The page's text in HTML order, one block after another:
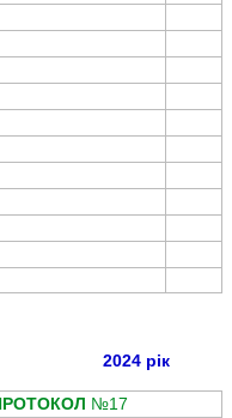
2024 рік
№17